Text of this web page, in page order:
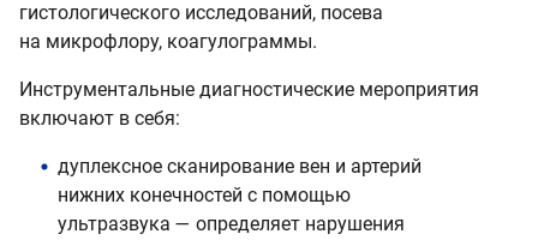
гистологического исследований, посева
на микрофлору, коагулограммы.
Инструментальные диагностические мероприятия
включают в себя:
дуплексное сканирование вен и артерий
нижних конечностей с помощью
ультразвука — определяет нарушения